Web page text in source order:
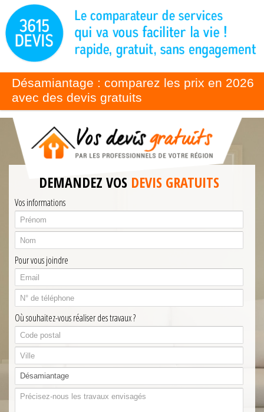
Désamiantage : comparez les prix en 2026
avec des devis gratuits